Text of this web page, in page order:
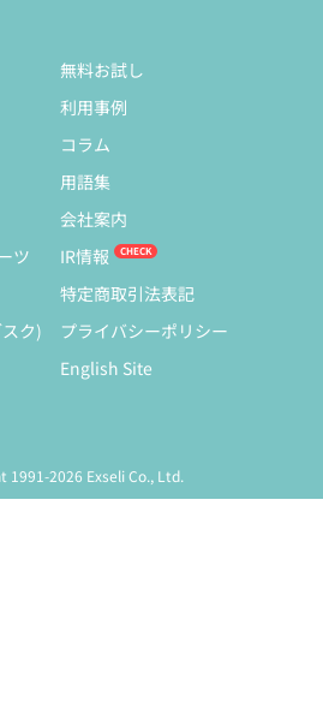
ツ
ク)
無料お試し
利用事例
コラム
用語集
会社案内
IR情報
特定商取引法表記
プライバシーポリシー
English Site
1991-2026 Exseli Co., Ltd.